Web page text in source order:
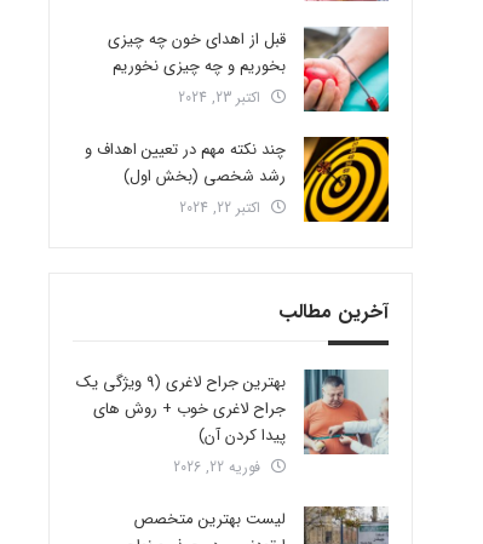
قبل از اهدای خون چه چیزی
بخوریم و چه چیزی نخوریم
اکتبر 23, 2024
چند نکته مهم در تعیین اهداف و
رشد شخصی (بخش اول)
اکتبر 22, 2024
آخرین مطالب
بهترین جراح لاغری (9 ویژگی یک
جراح لاغری خوب + روش های
پیدا کردن آن)
فوریه 22, 2026
لیست بهترین متخصص